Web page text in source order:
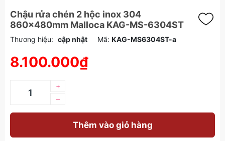
Chậu rửa chén 2 hộc inox 304
860x480mm Malloca KAG-MS-6304ST
Thương hiệu: cập nhật Mã: KAG-MS6304ST-a
8.100.000₫
–
+
Thêm vào giỏ hàng